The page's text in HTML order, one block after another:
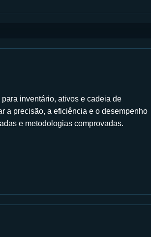
inventário, ativos e cadeia de
a precisão, a eficiência e o desempenho
e metodologias comprovadas.